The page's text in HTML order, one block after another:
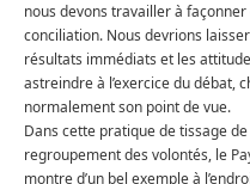
nous devons travailler à
conciliation. Nous devrions
résultats immédiats et les
astreindre à l’exercice du débat,
normalement son point de vue.
Dans cette pratique de tissage
regroupement des volontés, le
montre d’un bel exemple à